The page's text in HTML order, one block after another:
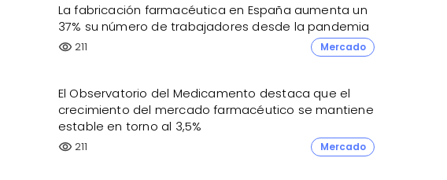
La fabricación farmacéutica en España aumenta un
37% su número de trabajadores desde la pandemia
visibility 211 Mercado
El Observatorio del Medicamento destaca que el
crecimiento del mercado farmacéutico se mantiene
estable en torno al 3,5%
visibility 211 Mercado